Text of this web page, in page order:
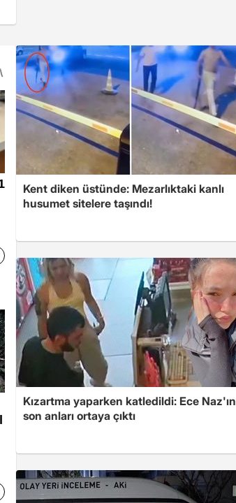
Kent diken üstünde: Mezarlıktaki kanlı
husumet sitelere taşındı!
Kızartma yaparken katledildi: Ece Naz'ın
son anları ortaya çıktı